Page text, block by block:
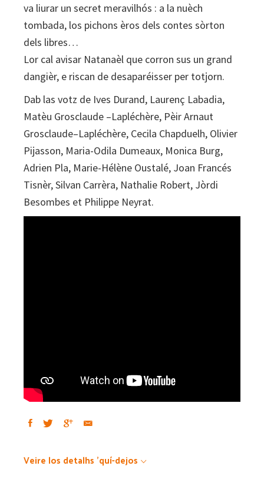
va liurar un secret meravilhós : a la nuèch
tombada, los pichons èros dels contes sòrton
dels libres…
Lor cal avisar Natanaèl que corron sus un grand
dangièr, e riscan de desaparéisser per totjorn.
Dab las votz de Ives Durand, Laurenç Labadia,
Matèu Grosclaude –Lapléchère, Pèir Arnaut
Grosclaude–Lapléchère, Cecila Chapduelh, Olivier
Pijasson, Maria-Odila Dumeaux, Monica Burg,
Adrien Pla, Marie-Hélène Oustalé, Joan Francés
Tisnèr, Silvan Carrèra, Nathalie Robert, Jòrdi
Besombes et Philippe Neyrat.
Veire los detalhs 'quí-dejos